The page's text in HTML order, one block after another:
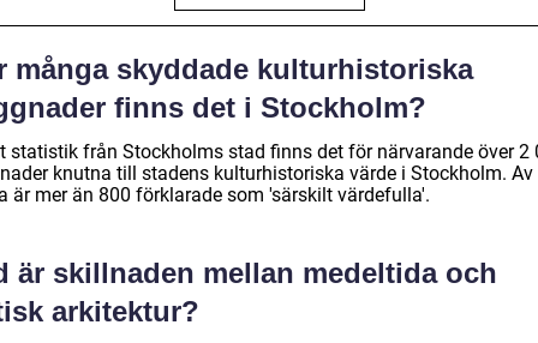
många skyddade kulturhistoriska
finns det i Stockholm?
statistik från Stockholms stad finns det för närvarande över 2
knutna till stadens kulturhistoriska värde i Stockholm. Av
är mer än 800 förklarade som 'särskilt värdefulla'.
är skillnaden mellan medeltida och
arkitektur?